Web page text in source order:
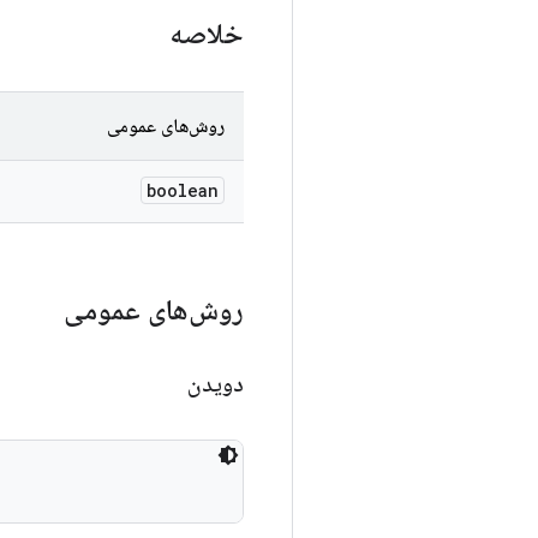
خلاصه
روش‌های عمومی
boolean
روش‌های عمومی
دویدن